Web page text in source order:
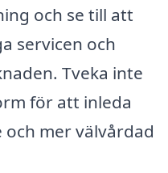
och se till att
servicen och
Tveka inte
för att inleda
mer välvårdad